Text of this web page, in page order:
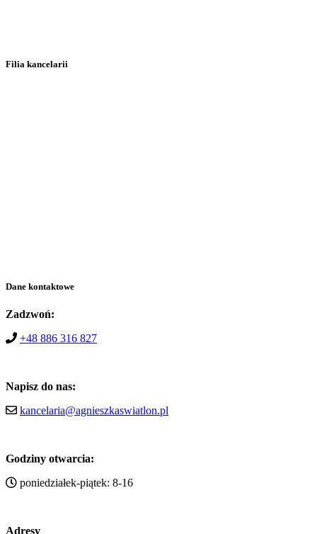
Filia kancelarii
Dane kontaktowe
Zadzwoń:
+48 886 316 827
Napisz do nas:
kancelaria@agnieszkaswiatlon.pl
Godziny otwarcia:
poniedziałek-piątek: 8-16
Adresy